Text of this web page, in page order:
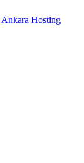
Ankara Hosting